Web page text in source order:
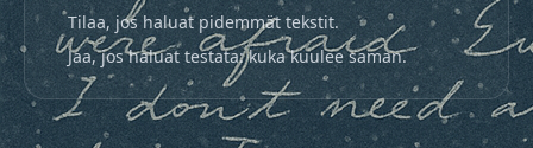
Tilaa, jos haluat pidemmät tekstit.
Jaa, jos haluat testata: kuka kuulee saman.